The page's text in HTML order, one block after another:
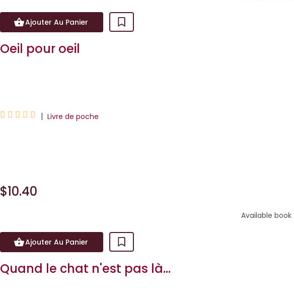
Ajouter Au Panier
Oeil pour oeil
     | Livre de poche
$10.40
Ajouter Au Panier
Available book
Quand le chat n'est pas là...